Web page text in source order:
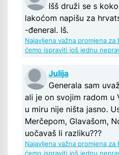
Išš druži se s
lakoćom napišu za
-đeneral. Iš.
Najavljena važna promjena
ćemo ispraviti još jednu
Julija
Generala sam
ali je on svojim radom u
u miru nije ništa jasno.
Merčepom, Glavašom,
uočavaš li razliku???
Najavljena važna promjena
ćemo ispraviti još jednu